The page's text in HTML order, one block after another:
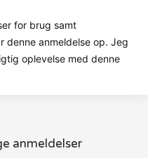
for brug samt
denne anmeldelse op. Jeg
oplevelse med denne
anmeldelser